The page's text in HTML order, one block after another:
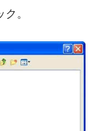
。